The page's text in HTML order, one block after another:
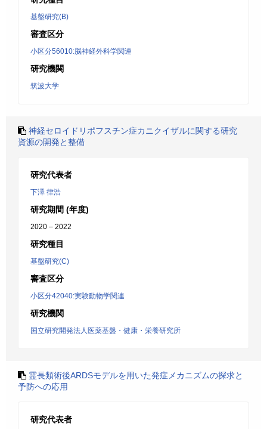
基盤研究(B)
審査区分
小区分56010:脳神経外科学関連
研究機関
筑波大学
神経セロイドリポフスチン症カニクイザルに関する研究
資源の開発と整備
研究代表者
下澤 律浩
研究期間 (年度)
2020 – 2022
研究種目
基盤研究(C)
審査区分
小区分42040:実験動物学関連
研究機関
国立研究開発法人医薬基盤・健康・栄養研究所
霊長類術後ARDSモデルを用いた発症メカニズムの探求と
予防への応用
研究代表者